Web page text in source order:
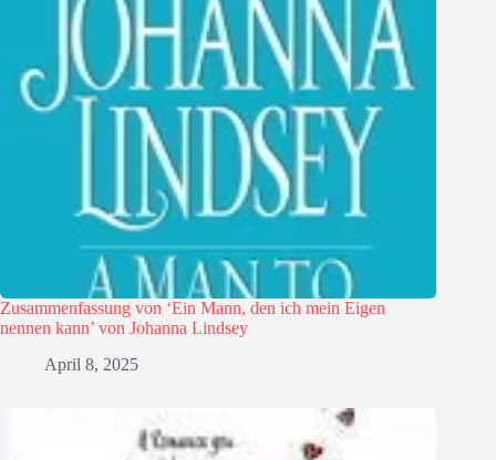
Zusammenfassung von ‘Ein Mann, den ich mein Eigen
nennen kann’ von Johanna Lindsey
April 8, 2025